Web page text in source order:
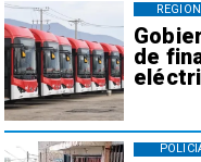
de